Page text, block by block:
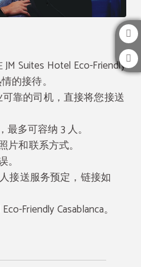
Suites Hotel Eco-Friendly
的接待。
靠的司机，直接将您接送
多可容纳 3 人。
片和联系方式。
接送服务预定，链接如
Friendly Casablanca。